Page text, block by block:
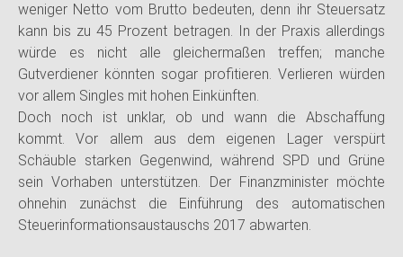
weniger Netto vom Brutto bedeuten, denn ihr Steuersatz
kann bis zu 45 Prozent betragen. In der Praxis allerdings
würde es nicht alle gleichermaßen treffen; manche
Gutverdiener könnten sogar profitieren. Verlieren würden
vor allem Singles mit hohen Einkünften.
Doch noch ist unklar, ob und wann die Abschaffung
kommt. Vor allem aus dem eigenen Lager verspürt
Schäuble starken Gegenwind, während SPD und Grüne
sein Vorhaben unterstützen. Der Finanzminister möchte
ohnehin zunächst die Einführung des automatischen
Steuerinformationsaustauschs 2017 abwarten.